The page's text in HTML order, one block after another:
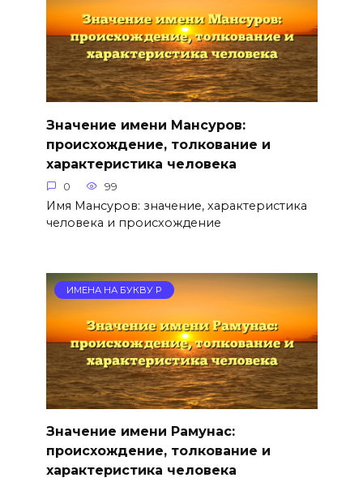
Значение имени Мансуров:
происхождение, толкование и
характеристика человека
0 99
Имя Мансуров: значение, характеристика
человека и происхождение
ИМЕНА НА БУКВУ Р
Значение имени Рамунас:
происхождение, толкование и
характеристика человека